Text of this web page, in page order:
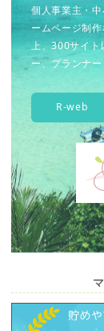
個人事業主・
ームページ制
上、300サイト
ー、プランナ
R-web